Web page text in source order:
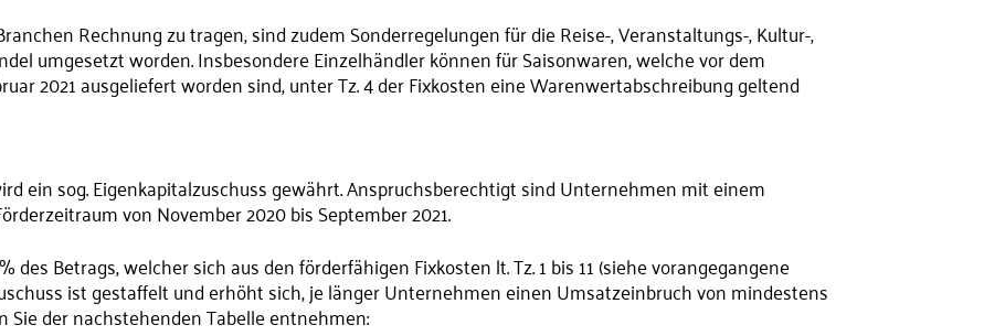
Rechnung zu tragen, sind zudem Sonderregelungen für die Reise-, Veranstaltungs-, Kultur-,
umgesetzt worden. Insbesondere Einzelhändler können für Saisonwaren, welche vor dem
2021 ausgeliefert worden sind, unter Tz. 4 der Fixkosten eine Warenwertabschreibung geltend
ein sog. Eigenkapitalzuschuss gewährt. Anspruchsberechtigt sind Unternehmen mit einem
von November 2020 bis September 2021.
des Betrags, welcher sich aus den förderfähigen Fixkosten lt. Tz. 1 bis 11 (siehe vorangegangene
ist gestaffelt und erhöht sich, je länger Unternehmen einen Umsatzeinbruch von mindestens
der nachstehenden Tabelle entnehmen: